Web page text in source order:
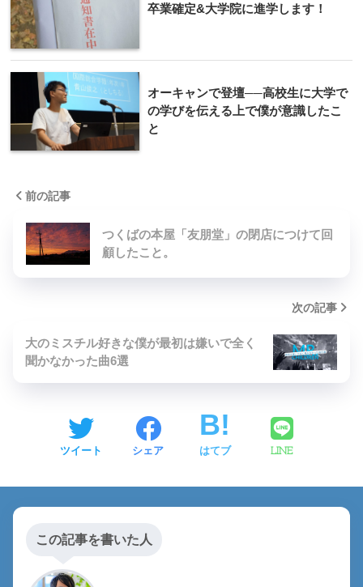
卒業確定&大学院に進学します！
オーキャンで登壇──高校生に大学で
の学びを伝える上で僕が意識したこ
と
前の記事
つくばの本屋「友朋堂」の閉店につけて回
顧したこと。
次の記事
大のミスチル好きな僕が最初は嫌いで全く
聞かなかった曲6選
ツイート シェア はてブ LINE
この記事を書いた人